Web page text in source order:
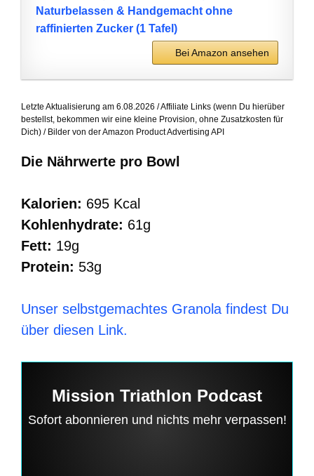
Naturbelassen & Handgemacht ohne
raffinierten Zucker (1 Tafel)
Bei Amazon ansehen
Letzte Aktualisierung am 6.08.2026 / Affiliate Links (wenn Du hierüber
bestellst, bekommen wir eine kleine Provision, ohne Zusatzkosten für
Dich) / Bilder von der Amazon Product Advertising API
Die Nährwerte pro Bowl
Kalorien: 695 Kcal
Kohlenhydrate: 61g
Fett: 19g
Protein: 53g
Unser selbstgemachtes Granola findest Du
über diesen Link.
Mission Triathlon Podcast
Sofort abonnieren und nichts mehr verpassen!